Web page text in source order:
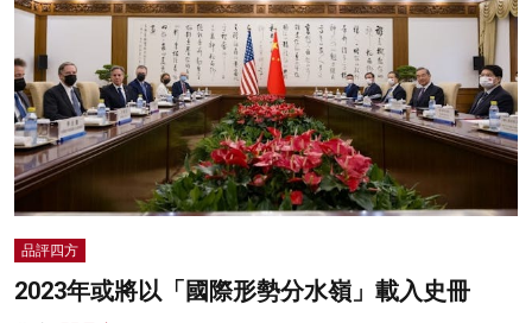
科技
影片
名家榜
灼見活動
品評四方
2023年或將以「國際形勢分水嶺」載入史冊